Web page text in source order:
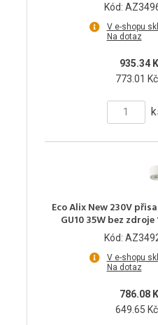
Kód:
V e-shopu
Na dotaz
935.34
773.01
Eco Alix New 230V
GU10 35W bez
Kód:
V e-shopu
Na dotaz
786.08
649.65